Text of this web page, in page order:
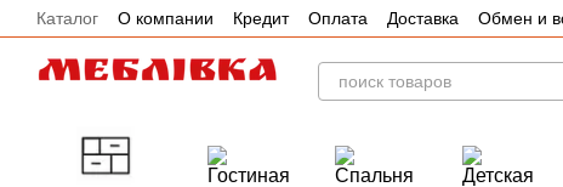
Перейти к основному контенту
Каталог О компании Кредит Оплата Доставка Обмен и
Отзывы
Акции